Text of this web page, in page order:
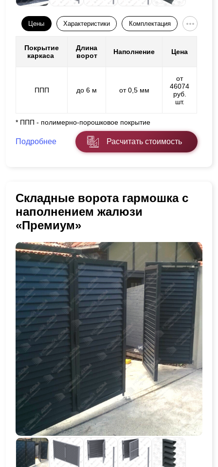
Цены Характеристики Комплектация
Покрытие
каркаса
Длина
ворот
Наполнение Цена
ППП до 6 м от 0,5 мм
от
46074
руб.
шт.
* ППП - полимерно-порошковое покрытие
Подробнее Расчитать стоимость
Складные ворота гармошка с
наполнением жалюзи
«Премиум»